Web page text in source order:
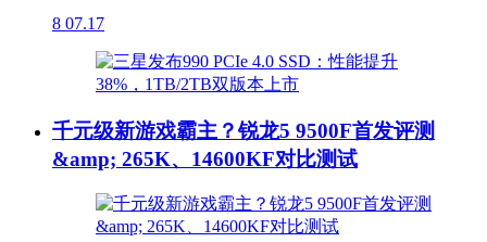
8 07.17
千元级新游戏霸主？锐龙5 9500F首发评测
&amp; 265K、14600KF对比测试